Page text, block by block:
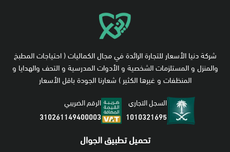
شركة دنيا الأسعار للتجارة الرائدة في مجال الكماليات ( احتياجات المطبخ
والمنزل و المستلزمات الشخصية و الأدوات المدرسية و التحف والهدايا و
المنظفات و غيرها الكثير ) شعارنا الجودة باقل الأسعار
السجل التجاري
1010321695
الرقم الضريبي
310261149400003
تحميل تطبيق الجوال